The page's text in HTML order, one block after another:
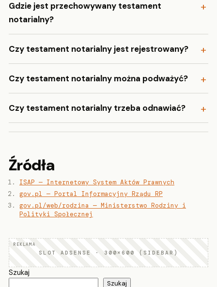
Gdzie jest przechowywany testament
notarialny?
Czy testament notarialny jest rejestrowany?
Czy testament notarialny można podważyć?
Czy testament notarialny trzeba odnawiać?
Źródła
ISAP — Internetowy System Aktów Prawnych
gov.pl — Portal Informacyjny Rządu RP
gov.pl/web/rodzina — Ministerstwo Rodziny i
Polityki Społecznej
SLOT ADSENSE · 300×600 (SIDEBAR)
Szukaj
Szukaj